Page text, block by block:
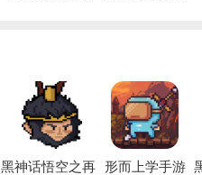
黑神话悟空之再
形而上学手游